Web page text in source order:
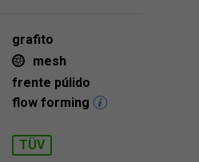
grafito
mesh
frente púlido
flow forming
TÜV